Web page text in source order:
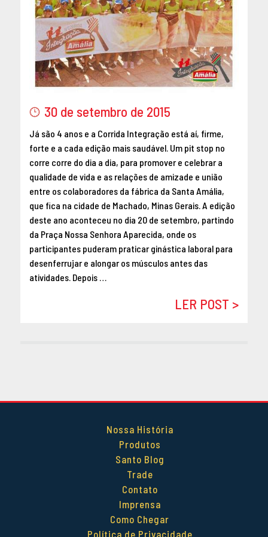
MAIO 2016
ABRIL 2016
MARÇO 2016
FEVEREIRO 2016
JANEIRO 2016
NOVEMBRO 2015
OUTUBRO 2015
SETEMBRO 2015
AGOSTO 2015
JULHO 2015
JUNHO 2015
ABRIL 2015
MARÇO 2015
FEVEREIRO 2015
JANEIRO 2015
30 de setembro de 2015
Já são 4 anos e a Corrida Integração está aí, firme,
forte e a cada edição mais saudável. Um pit stop no
corre corre do dia a dia, para promover e celebrar a
qualidade de vida e as relações de amizade e união
entre os colaboradores da fábrica da Santa Amália,
que fica na cidade de Machado, Minas Gerais. A edição
deste ano aconteceu no dia 20 de setembro, partindo
da Praça Nossa Senhora Aparecida, onde os
participantes puderam praticar ginástica laboral para
desenferrujar e alongar os músculos antes das
atividades. Depois …
LER POST >
Nossa História
Produtos
Santo Blog
Trade
Contato
Imprensa
Como Chegar
Política de Privacidade